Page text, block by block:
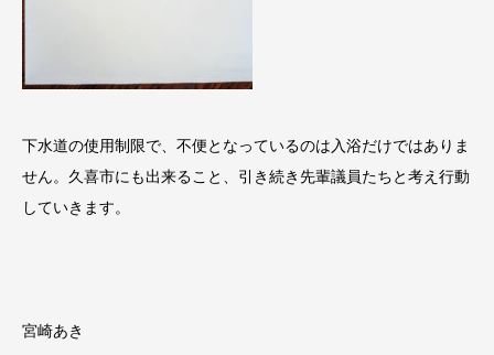
下水道の使用制限で、不便となっているのは入浴だけではありま
せん。久喜市にも出来ること、引き続き先輩議員たちと考え行動
していきます。
宮崎あき